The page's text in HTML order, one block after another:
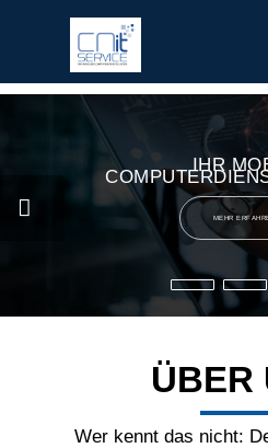
fred meyer gift card
fusion coupons build a bear
special welcome coupon
IHR
MEHR
ÜBER
Wer kennt das nicht: